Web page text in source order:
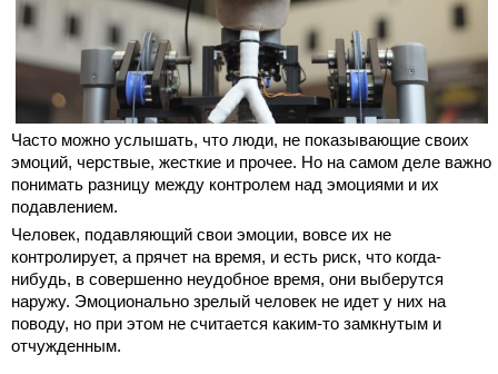
Часто можно услышать, что люди, не показывающие своих
эмоций, черствые, жесткие и прочее. Но на самом деле важно
понимать разницу между контролем над эмоциями и их
подавлением.
Человек, подавляющий свои эмоции, вовсе их не
контролирует, а прячет на время, и есть риск, что когда-
нибудь, в совершенно неудобное время, они выберутся
наружу. Эмоционально зрелый человек не идет у них на
поводу, но при этом не считается каким-то замкнутым и
отчужденным.